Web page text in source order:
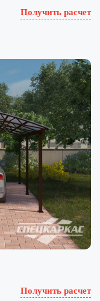
Получить расчет
Получить расчет